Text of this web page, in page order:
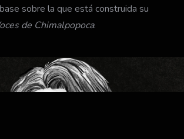
sobre la que está construida su
de Chimalpopoca.